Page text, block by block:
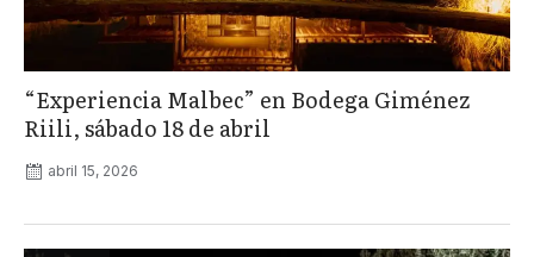
“Experiencia Malbec” en Bodega Giménez
Riili, sábado 18 de abril
abril 15, 2026